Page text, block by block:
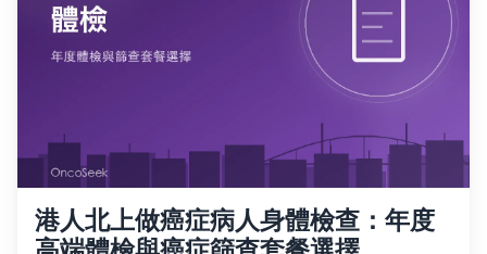
港人北上做癌症病人身體檢查：年度